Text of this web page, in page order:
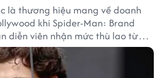
là thương hiệu mang về doanh
khi Spider-Man: Brand
diễn viên nhận mức thù lao từ
trăm tỷ đồng. Thành công phòng
giúp nhiều ngôi sao sở hữu khoản